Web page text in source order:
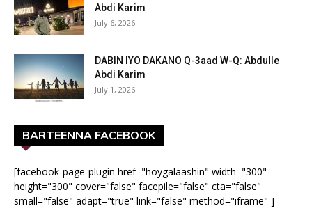
Abdi Karim
July 6, 2026
DABIN IYO DAKANO Q-3aad W-Q: Abdulle
Abdi Karim
July 1, 2026
BARTEENNA FACEBOOK
[facebook-page-plugin href="hoygalaashin" width="300"
height="300" cover="false" facepile="false" cta="false"
small="false" adapt="true" link="false" method="iframe" ]